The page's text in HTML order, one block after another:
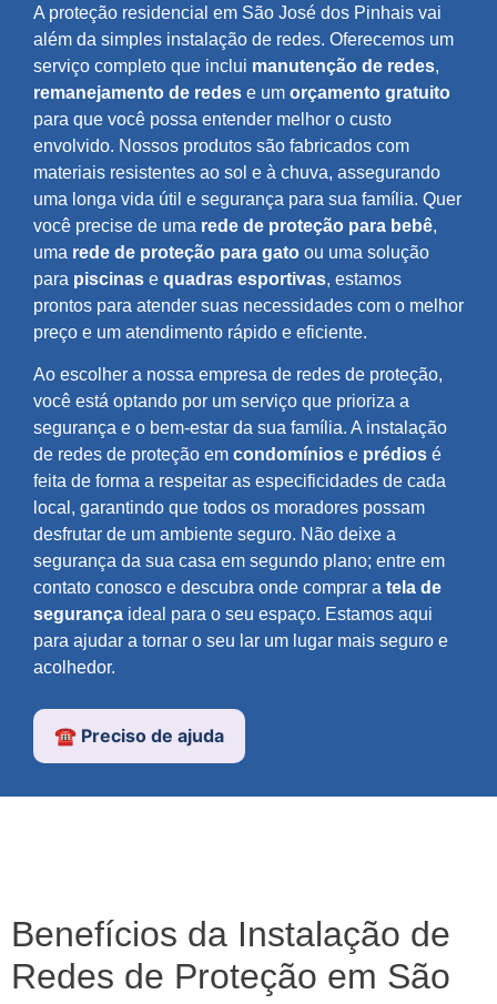
A proteção residencial em São José dos Pinhais vai
além da simples instalação de redes. Oferecemos um
serviço completo que inclui manutenção de redes,
remanejamento de redes e um orçamento gratuito
para que você possa entender melhor o custo
envolvido. Nossos produtos são fabricados com
materiais resistentes ao sol e à chuva, assegurando
uma longa vida útil e segurança para sua família. Quer
você precise de uma rede de proteção para bebê,
uma rede de proteção para gato ou uma solução
para piscinas e quadras esportivas, estamos
prontos para atender suas necessidades com o melhor
preço e um atendimento rápido e eficiente.
Ao escolher a nossa empresa de redes de proteção,
você está optando por um serviço que prioriza a
segurança e o bem-estar da sua família. A instalação
de redes de proteção em condomínios e prédios é
feita de forma a respeitar as especificidades de cada
local, garantindo que todos os moradores possam
desfrutar de um ambiente seguro. Não deixe a
segurança da sua casa em segundo plano; entre em
contato conosco e descubra onde comprar a tela de
segurança ideal para o seu espaço. Estamos aqui
para ajudar a tornar o seu lar um lugar mais seguro e
acolhedor.
☎️ Preciso de ajuda
Benefícios da Instalação de
Redes de Proteção em São